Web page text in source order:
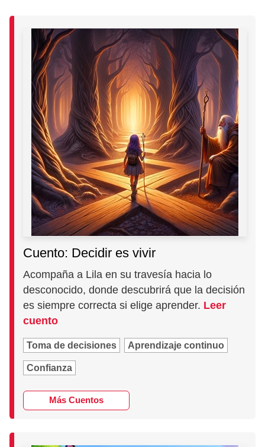
Cuento: Decidir es vivir
Acompaña a Lila en su travesía hacia lo
desconocido, donde descubrirá que la decisión
es siempre correcta si elige aprender. Leer
cuento
Toma de decisiones Aprendizaje continuo
Confianza
Más Cuentos